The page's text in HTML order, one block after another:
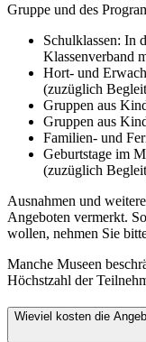
Gruppe und des
Schulklassen: In
Klassenverband
Hort- und
(zuzüglich
Gruppen aus
Gruppen aus
Familien- und
Geburtstage im
(zuzüglich
Ausnahmen und
Angeboten vermerkt.
wollen, nehmen Sie
Manche Museen
Höchstzahl der
Wieviel kosten die